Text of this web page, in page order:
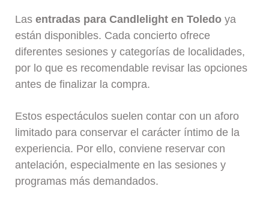
Lasentradas para Candlelight en Toledo ya
están disponibles. Cada concierto ofrece
diferentes sesiones y categorías de localidades,
por lo que es recomendable revisar las opciones
antes de finalizar la compra.
Estos espectáculos suelen contar con un aforo
limitado para conservar el carácter íntimo de la
experiencia. Por ello, conviene reservar con
antelación, especialmente en las sesiones y
programas más demandados.